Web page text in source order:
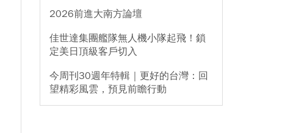
2026前進大南方論壇
佳世達集團艦隊無人機小隊起飛！鎖
定美日頂級客戶切入
今周刊30週年特輯｜更好的台灣：回
望精彩風雲，預見前瞻行動